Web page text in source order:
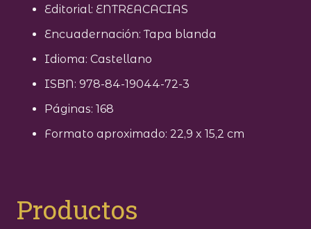
Editorial: ENTREACACIAS
Encuadernación: Tapa blanda
Idioma: Castellano
ISBN: 978-84-19044-72-3
Páginas: 168
Formato aproximado: 22,9 x 15,2 cm
Productos